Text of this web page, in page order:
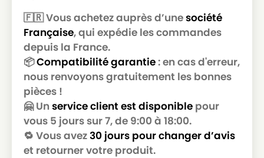
🇫🇷 Vous achetez auprès d’unesociété
Française, qui expédie les commandes
depuis la France.
📦Compatibilité garantie: en cas d'erreur,
nous renvoyons gratuitement les bonnes
pièces !
🤗 Un service client est disponible pour
vous 5 jours sur 7, de 9:00 à 18:00.
🔁 Vous avez30 jours pour changer d’avis
et retourner votre produit.